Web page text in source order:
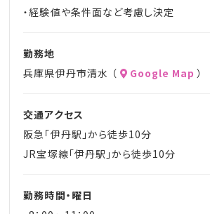
・経験値や条件面など考慮し決定
勤務地
兵庫県伊丹市清水 （
Google Map ）
交通アクセス
阪急「伊丹駅」から徒歩10分
JR宝塚線「伊丹駅」から徒歩10分
勤務時間・曜日